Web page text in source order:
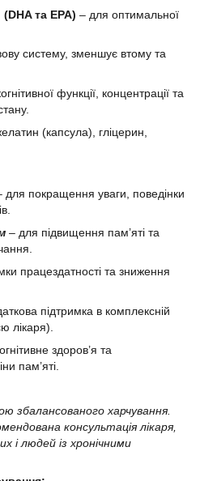
та EPA) – для оптимальної
систему, зменшує втому та
функції, концентрації та
(капсула), гліцерин,
для покращення уваги, поведінки
– для підвищення пам’яті та
працездатності та зниження
підтримка в комплексній
лікаря).
здоров’я та
пам’яті.
збалансованого харчування.
консультація лікаря,
і людей із хронічними